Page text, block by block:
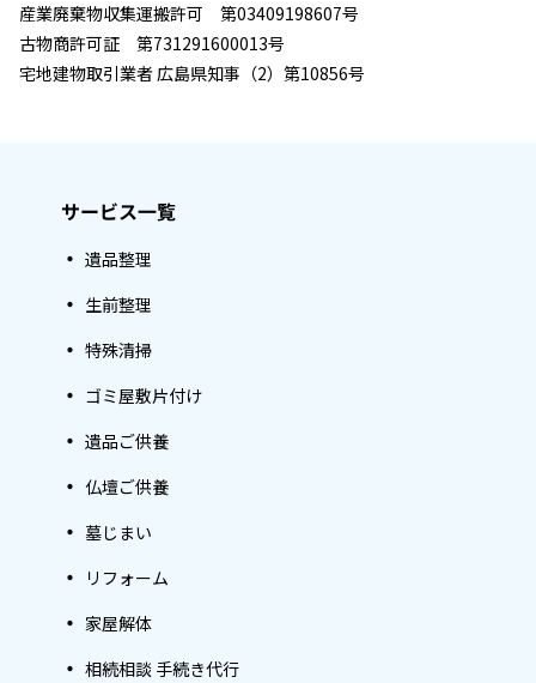
産業廃棄物収集運搬許可 第03409198607号
古物商許可証 第731291600013号
宅地建物取引業者 広島県知事（2）第10856号
サービス一覧
遺品整理
生前整理
特殊清掃
ゴミ屋敷片付け
遺品ご供養
仏壇ご供養
墓じまい
リフォーム
家屋解体
相続相談 手続き代行